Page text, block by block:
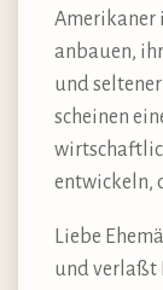
Amerikaner
anbauen,
und seltener
scheinen
entwickeln,
Liebe
und verlaßt